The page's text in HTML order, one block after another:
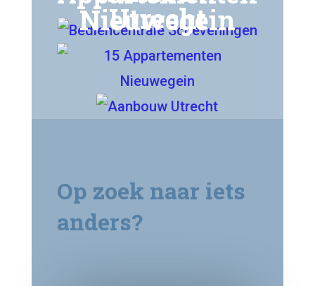
Nieuwegein
Utrecht
Op zoek naar iets
anders?